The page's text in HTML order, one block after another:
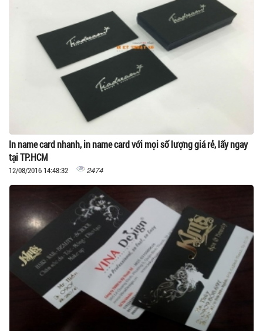
In name card nhanh, in name card với mọi số lượng giá rẻ, lấy ngay
tại TP.HCM
12/08/2016 14:48:32 2474